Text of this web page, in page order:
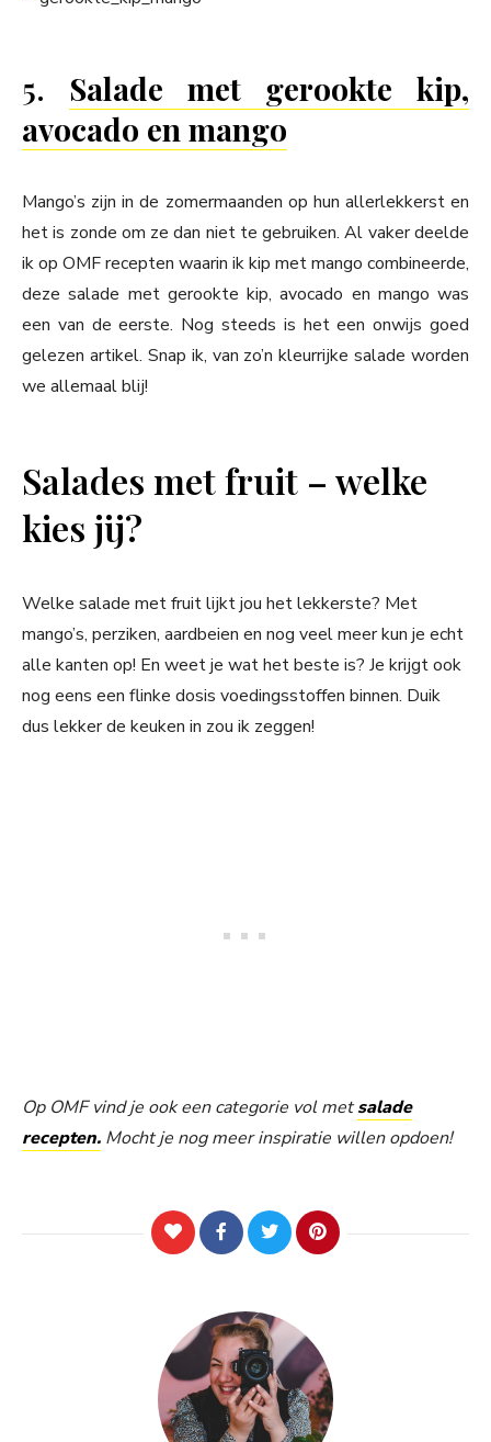
5. Salade met gerookte kip,
avocado en mango
Mango’s zijn in de zomermaanden op hun allerlekkerst en
het is zonde om ze dan niet te gebruiken. Al vaker deelde
ik op OMF recepten waarin ik kip met mango combineerde,
deze salade met gerookte kip, avocado en mango was
een van de eerste. Nog steeds is het een onwijs goed
gelezen artikel. Snap ik, van zo’n kleurrijke salade worden
we allemaal blij!
Salades met fruit – welke
kies jij?
Welke salade met fruit lijkt jou het lekkerste? Met
mango’s, perziken, aardbeien en nog veel meer kun je echt
alle kanten op! En weet je wat het beste is? Je krijgt ook
nog eens een flinke dosis voedingsstoffen binnen. Duik
dus lekker de keuken in zou ik zeggen!
Op OMF vind je ook een categorie vol metsalade
recepten. Mocht je nog meer inspiratie willen opdoen!